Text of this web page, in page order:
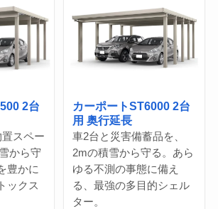
2台
スペー
から守
豊かに
ックス
カーポートST6000 2台
用 奥行延長
車2台と災害備蓄品を、
2mの積雪から守る。あら
ゆる不測の事態に備え
る、最強の多目的シェル
ター。